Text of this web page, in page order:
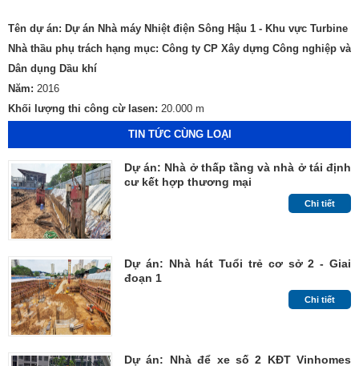
Tên dự án: Dự án Nhà máy Nhiệt điện Sông Hậu 1 - Khu vực Turbine
Nhà thầu phụ trách hạng mục: Công ty CP Xây dựng Công nghiệp và
Dân dụng Dầu khí
Năm: 2016
Khối lượng thi công cừ lasen: 20.000 m
TIN TỨC CÙNG LOẠI
Dự án: Nhà ở thấp tầng và nhà ở tái định
cư kết hợp thương mại
Chi tiết
Dự án: Nhà hát Tuổi trẻ cơ sở 2 - Giai
đoạn 1
Chi tiết
Dự án: Nhà để xe số 2 KĐT Vinhomes